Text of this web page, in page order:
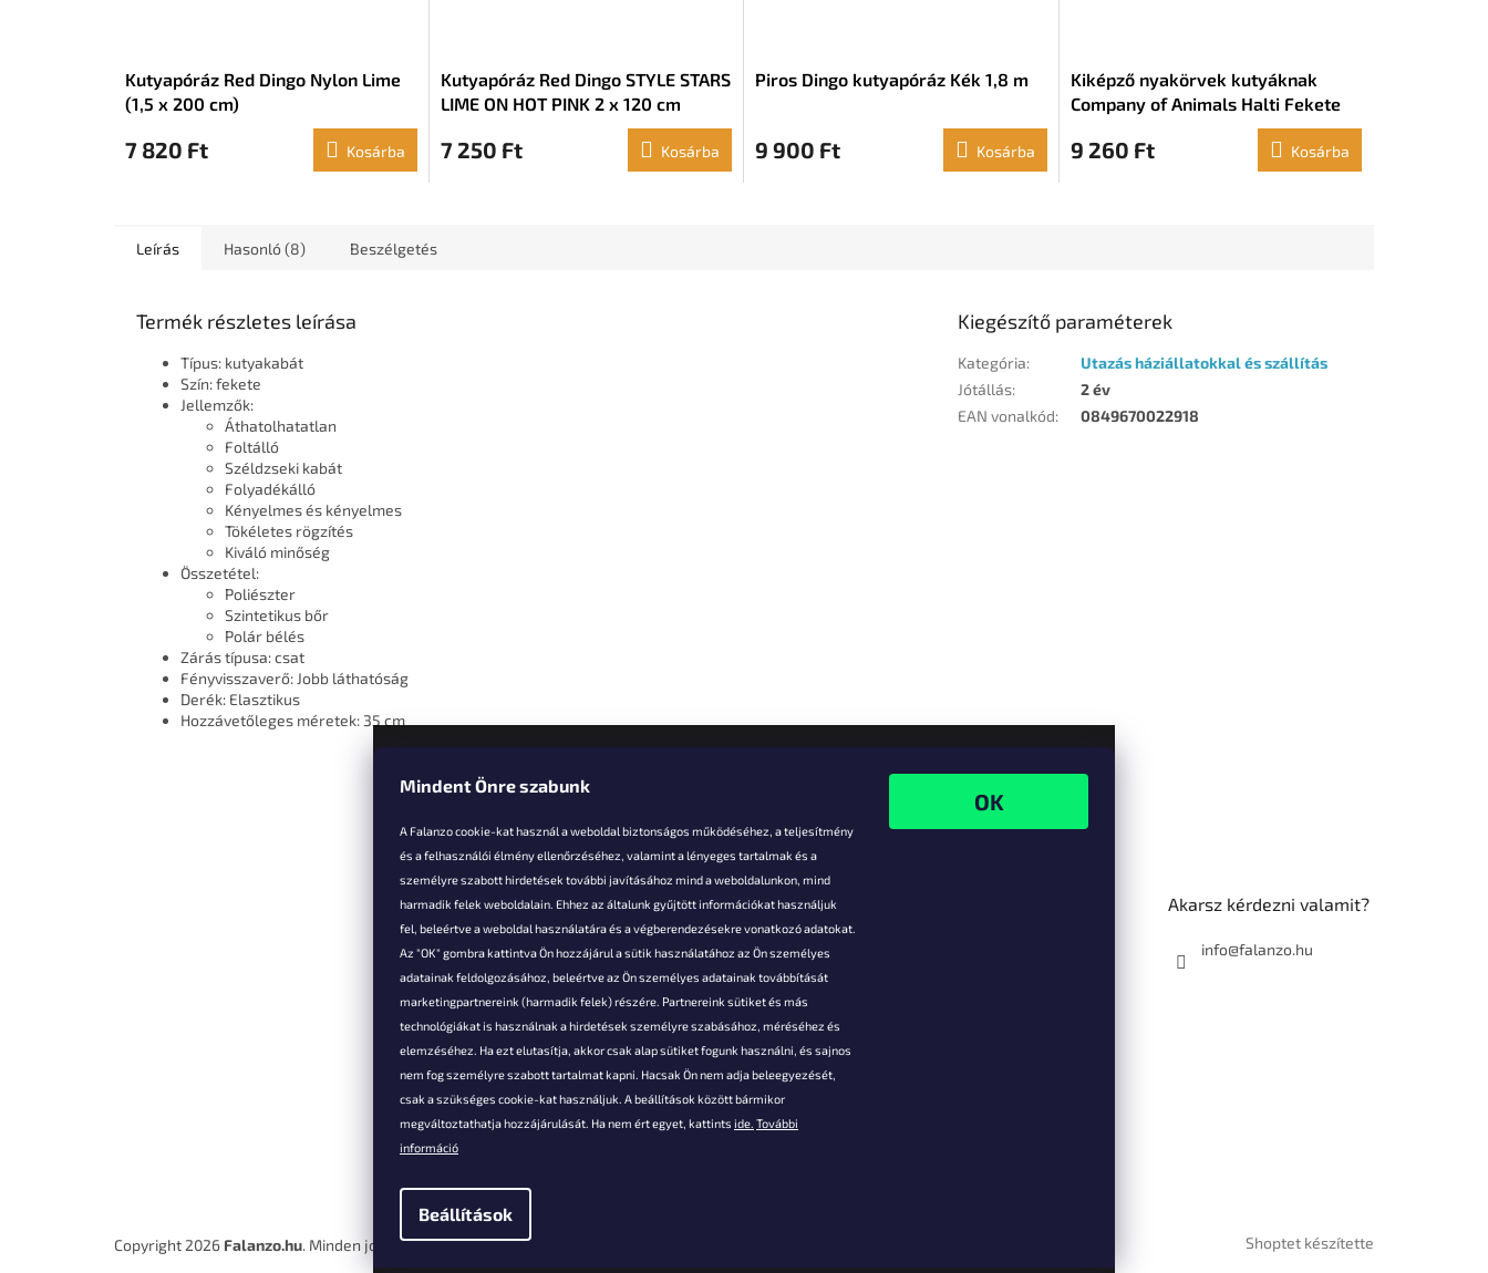
Mindent Önre szabunk
A Falanzo cookie-kat használ a weboldal biztonságos működéséhez, a teljesítmény
és a felhasználói élmény ellenőrzéséhez, valamint a lényeges tartalmak és a
személyre szabott hirdetések további javításához mind a weboldalunkon, mind
harmadik felek weboldalain. Ehhez az általunk gyűjtött információkat használjuk
fel, beleértve a weboldal használatára és a végberendezésekre vonatkozó adatokat.
Az "OK" gombra kattintva Ön hozzájárul a sütik használatához az Ön személyes
adatainak feldolgozásához, beleértve az Ön személyes adatainak továbbítását
marketingpartnereink (harmadik felek) részére. Partnereink sütiket és más
technológiákat is használnak a hirdetések személyre szabásához, méréséhez és
elemzéséhez. Ha ezt elutasítja, akkor csak alap sütiket fogunk használni, és sajnos
nem fog személyre szabott tartalmat kapni. Hacsak Ön nem adja beleegyezését,
csak a szükséges cookie-kat használjuk. A beállítások között bármikor
megváltoztathatja hozzájárulását. Ha nem ért egyet, kattints ide. További
információ
Beállítások
Kutyapóráz Red Dingo Nylon Lime
(1,5 x 200 cm)
7 820 Ft Kosárba
Kutyapóráz Red Dingo STYLE STARS
LIME ON HOT PINK 2 x 120 cm
7 250 Ft Kosárba
Piros Dingo kutyapóráz Kék 1,8 m
9 900 Ft Kosárba
Kiképző nyakörvek kutyáknak
Company of Animals Halti Fekete
9 260 Ft Kosárba
Leírás Hasonló (8) Beszélgetés
Termék részletes leírása
Típus: kutyakabát
Szín: fekete
Jellemzők:
Áthatolhatatlan
Foltálló
Széldzseki kabát
Folyadékálló
Kényelmes és kényelmes
Tökéletes rögzítés
Kiváló minőség
Összetétel:
Poliészter
Szintetikus bőr
Polár bélés
Zárás típusa: csat
Fényvisszaverő: Jobb láthatóság
Derék: Elasztikus
Hozzávetőleges méretek: 35 cm
Kiegészítő paraméterek
Kategória:
Utazás háziállatokkal és szállítás
Jótállás:
2 év
EAN vonalkód: 0849670022918
Vevőknek
Hűségkedvezmények
Szállítás és fizetés
Panaszok és áruk
visszaküldése
Általános Szerződési
Feltételek
A személyes adatok
védelmének feltételei
Elérhetőségi adatok
Akarsz kérdezni valamit?
info@falanzo.hu
Shoptet készítette
Copyright 2026 Falanzo.hu. Minden jog fenntartva.